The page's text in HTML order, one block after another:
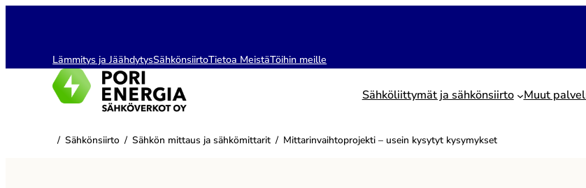
Lämmitys ja JäähdytysSähkönsiirtoTietoa MeistäTöihin meille
Sähköliittymät ja sähkönsiirto Muut
/ Sähkönsiirto / Sähkön mittaus ja sähkömittarit / Mittarinvaihtoprojekti – usein kysytyt kysymykset